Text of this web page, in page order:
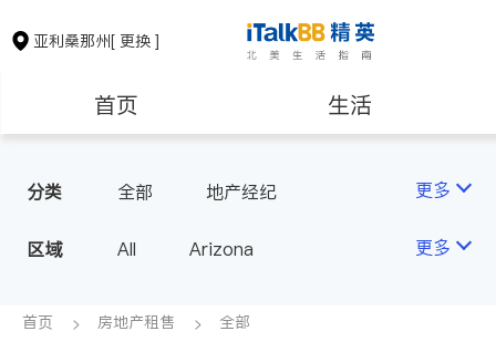
亚利桑那州[ 更换 ]
首页 生活
房地产租售
教育
分类 全部 地产经纪 更多
区域 All Arizona 更多
首页 房地产租售 全部